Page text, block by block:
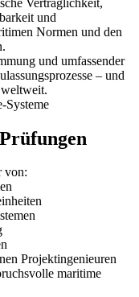
und
Normen und den
und umfassender
– und
weltweit.
von:
Projektingenieuren
maritime